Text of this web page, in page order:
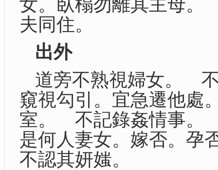
夫同住。
出外
道旁不熟視婦女。
窺視勾引。宜急遷他
室。 不記錄姦情事。
是何人妻女。嫁否。
不認其妍媸。